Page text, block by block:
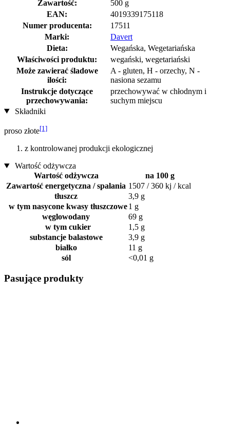
Zawartość:
500 g
EAN:
4019339175118
Numer producenta:
17511
Marki:
Davert
Dieta:
Wegańska, Wegetariańska
Właściwości produktu:
wegański, wegetariański
Może zawierać śladowe
ilości:
A - gluten, H - orzechy, N -
nasiona sezamu
Instrukcje dotyczące
przechowywania:
przechowywać w chłodnym i
suchym miejscu
Składniki
proso złote[1]
z kontrolowanej produkcji ekologicznej
Wartość odżywcza
Wartość odżywcza
na 100 g
Zawartość energetyczna / spalania 1507 / 360 kj / kcal
tłuszcz
3,9 g
w tym nasycone kwasy tłuszczowe1 g
węglowodany
69 g
w tym cukier
1,5 g
substancje balastowe
3,9 g
białko
11 g
sól
<0,01 g
Pasujące produkty